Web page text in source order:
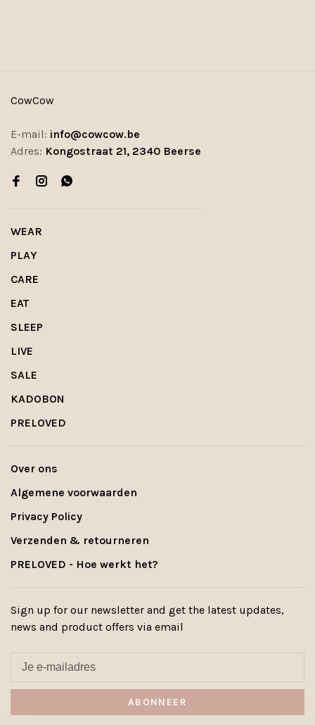
CowCow
E-mail: info@cowcow.be
Adres: Kongostraat 21, 2340 Beerse
WEAR
PLAY
CARE
EAT
SLEEP
LIVE
SALE
KADOBON
PRELOVED
Over ons
Algemene voorwaarden
Privacy Policy
Verzenden & retourneren
PRELOVED - Hoe werkt het?
Sign up for our newsletter and get the latest updates,
news and product offers via email
ABONNEER